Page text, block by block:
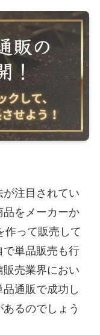
注目されてい
品をメーカーか
作って販売して
で単品販売も行
売業界におい
通販で成功し
るのでしょう